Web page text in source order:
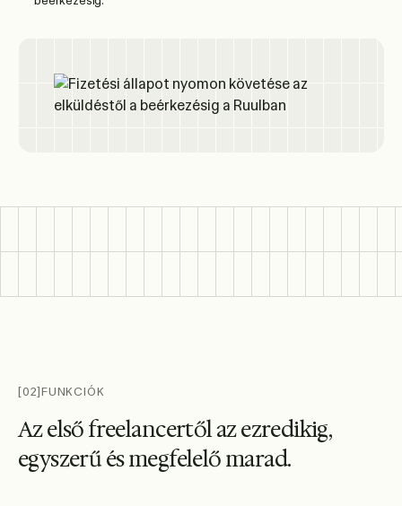
[02]FUNKCIÓK
Azelsőfreelancertőlazezredikig,
egyszerűésmegfelelőmarad.